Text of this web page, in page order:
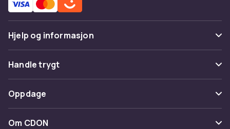
kompatibilitet før køb.
Artikkel nr.
Produktsikkerhetsinformasjon
Hjelp og informasjon
Vanlige spørsmål
Spor pakke
Angre & returner her
Kontakt oss
Handle trygt
Betaling
Levering
Oppdage
Kategorier
Om CDON